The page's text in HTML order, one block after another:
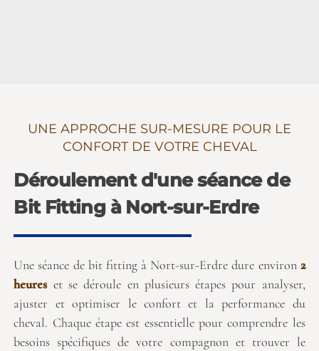
UNE APPROCHE SUR-MESURE POUR LE
CONFORT DE VOTRE CHEVAL
Déroulement d'une séance de
Bit Fitting à Nort-sur-Erdre
Une séance de bit fitting à Nort-sur-Erdre dure environ2
heureset se déroule en plusieurs étapes pour analyser,
ajuster et optimiser le confort et la performance du
cheval. Chaque étape est essentielle pour comprendre les
besoins spécifiques de votre compagnon et trouver le